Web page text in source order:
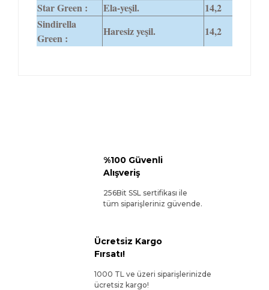
Star Green :
Ela-yeşil.
14,2
Sindirella
Green :
Haresiz yeşil. 14,2
%100 Güvenli
Alışveriş
256Bit SSL sertifikası ile
tüm siparişleriniz güvende.
Ücretsiz Kargo
Fırsatı!
1000 TL ve üzeri siparişlerinizde
ücretsiz kargo!